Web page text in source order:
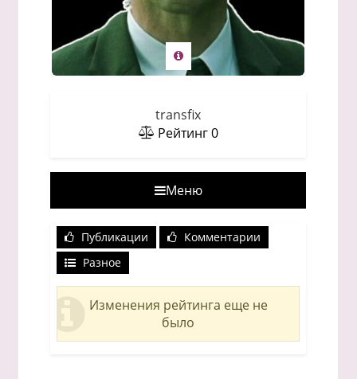
transfix
Рейтинг0
Меню
Публикации
Комментарии
Разное
Изменения рейтинга еще не
было